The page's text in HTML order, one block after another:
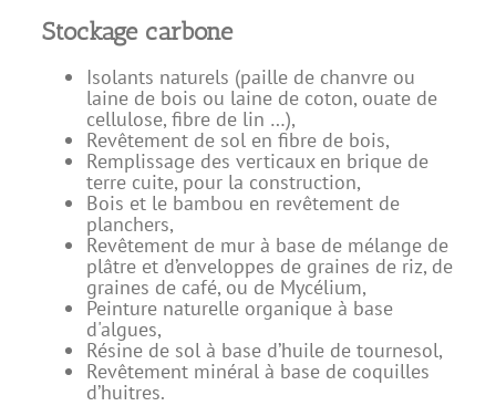
Stockage carbone
Isolants naturels (paille de chanvre ou
laine de bois ou laine de coton, ouate de
cellulose, fibre de lin …),
Revêtement de sol en fibre de bois,
Remplissage des verticaux en brique de
terre cuite, pour la construction,
Bois et le bambou en revêtement de
planchers,
Revêtement de mur à base de mélange de
plâtre et d’enveloppes de graines de riz, de
graines de café, ou de Mycélium,
Peinture naturelle organique à base
d'algues,
Résine de sol à base d’huile de tournesol,
Revêtement minéral à base de coquilles
d’huitres.